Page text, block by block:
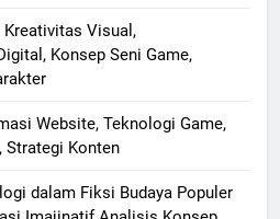
Kreativitas Visual,
Konsep Seni Game,
Website, Teknologi Game,
Strategi Konten
dalam Fiksi Budaya Populer